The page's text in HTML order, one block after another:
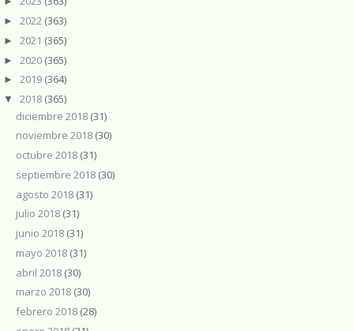
► 2022 (363)
► 2021 (365)
► 2020 (365)
► 2019 (364)
▼ 2018 (365)
diciembre 2018 (31)
noviembre 2018 (30)
octubre 2018 (31)
septiembre 2018 (30)
agosto 2018 (31)
julio 2018 (31)
junio 2018 (31)
mayo 2018 (31)
abril 2018 (30)
marzo 2018 (30)
febrero 2018 (28)